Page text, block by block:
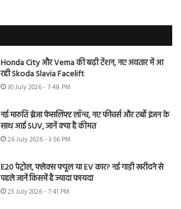
Honda City और Verna की बढ़ी टेंशन, नए अवतार में आ
रही Skoda Slavia Facelift
30 July 2026 - 7:48 PM
नई मारुति ब्रेजा फेसलिफ्ट लॉन्च, नए फीचर्स और टर्बो इंजन के
साथ आई SUV, जानें क्या है कीमत
26 July 2026 - 3:56 PM
E20 पेट्रोल, फ्लेक्स फ्यूल या EV कार? नई गाड़ी खरीदने से
पहले जानें किसमें है ज्यादा फायदा
23 July 2026 - 7:41 PM